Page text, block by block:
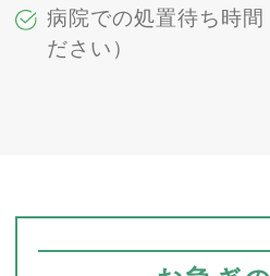
病院での処置待ち時間
ださい）